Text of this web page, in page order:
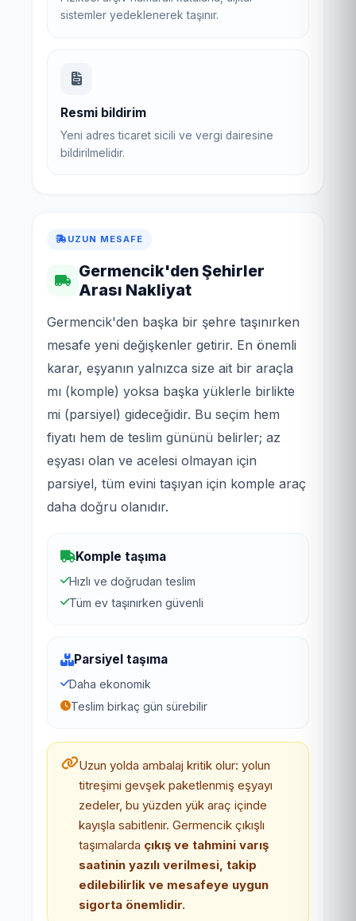
sistemler yedeklenerek taşınır.
Resmi bildirim
Yeni adres ticaret sicili ve vergi dairesine
bildirilmelidir.
UZUN MESAFE
Germencik'den Şehirler
Arası Nakliyat
Germencik'den başka bir şehre taşınırken
mesafe yeni değişkenler getirir. En önemli
karar, eşyanın yalnızca size ait bir araçla
mı (komple) yoksa başka yüklerle birlikte
mi (parsiyel) gideceğidir. Bu seçim hem
fiyatı hem de teslim gününü belirler; az
eşyası olan ve acelesi olmayan için
parsiyel, tüm evini taşıyan için komple araç
daha doğru olanıdır.
Komple taşıma
Hızlı ve doğrudan teslim
Tüm ev taşınırken güvenli
Parsiyel taşıma
Daha ekonomik
Teslim birkaç gün sürebilir
Uzun yolda ambalaj kritik olur: yolun
titreşimi gevşek paketlenmiş eşyayı
zedeler, bu yüzden yük araç içinde
kayışla sabitlenir. Germencik çıkışlı
taşımalarda çıkış ve tahmini varış
saatinin yazılı verilmesi, takip
edilebilirlik ve mesafeye uygun
sigorta önemlidir.